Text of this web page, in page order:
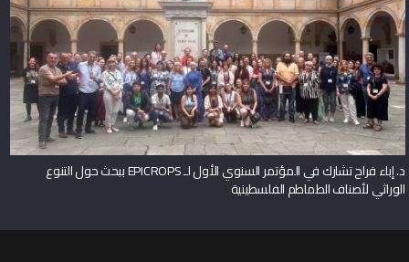
د. إباء فراح تشارك في المؤتمر السنوي الأول لـ EPICROPS ببحث حول التنوع
الوراثي لأصناف الطماطم الفلسطينية